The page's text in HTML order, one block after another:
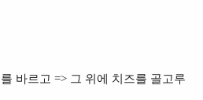
바르고 => 그 위에 치즈를 골고루